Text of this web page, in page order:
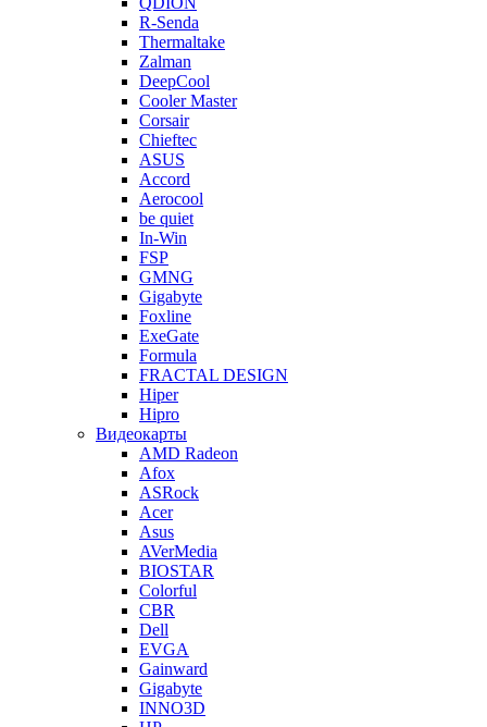
R-Senda
Thermaltake
Zalman
DeepCool
Cooler Master
Corsair
Chieftec
ASUS
Accord
Aerocool
be quiet
In-Win
FSP
GMNG
Gigabyte
Foxline
ExeGate
Formula
FRACTAL DESIGN
Hiper
Hipro
Видеокарты
AMD Radeon
Afox
ASRock
Acer
Asus
AVerMedia
BIOSTAR
Colorful
CBR
Dell
EVGA
Gainward
Gigabyte
INNO3D